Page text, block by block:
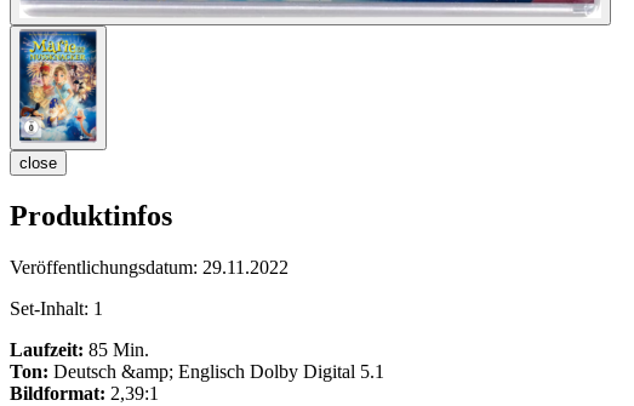
close
Produktinfos
Veröffentlichungsdatum: 29.11.2022
Set-Inhalt: 1
Laufzeit: 85 Min.
Ton: Deutsch &amp; Englisch Dolby Digital 5.1
Bildformat: 2,39:1